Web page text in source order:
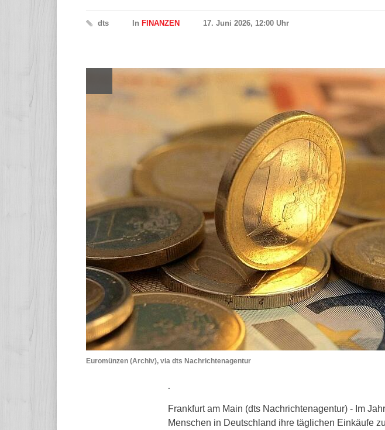
dts In FINANZEN 17. Juni 2026, 12:00 Uhr
Euromünzen (Archiv), via dts Nachrichtenagentur
.
Frankfurt am Main (dts Nachrichtenagentur) - Im
Menschen in Deutschland ihre täglichen Einkäufe